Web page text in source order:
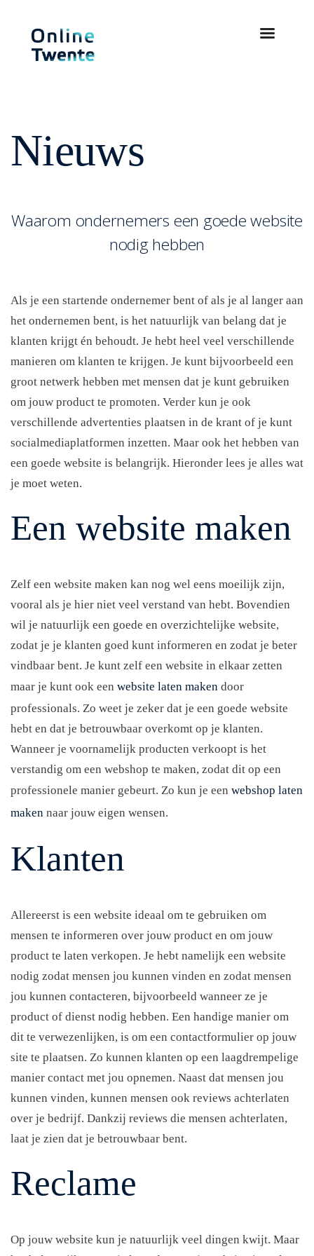
Nieuws
Waarom ondernemers een goede website
nodig hebben
Als je een startende ondernemer bent of als je al langer aan
het ondernemen bent, is het natuurlijk van belang dat je
klanten krijgt én behoudt. Je hebt heel veel verschillende
manieren om klanten te krijgen. Je kunt bijvoorbeeld een
groot netwerk hebben met mensen dat je kunt gebruiken
om jouw product te promoten. Verder kun je ook
verschillende advertenties plaatsen in de krant of je kunt
socialmediaplatformen inzetten. Maar ook het hebben van
een goede website is belangrijk. Hieronder lees je alles wat
je moet weten.
Een website maken
Zelf een website maken kan nog wel eens moeilijk zijn,
vooral als je hier niet veel verstand van hebt. Bovendien
wil je natuurlijk een goede en overzichtelijke website,
zodat je je klanten goed kunt informeren en zodat je beter
vindbaar bent. Je kunt zelf een website in elkaar zetten
maar je kunt ook een website laten maken door
professionals. Zo weet je zeker dat je een goede website
hebt en dat je betrouwbaar overkomt op je klanten.
Wanneer je voornamelijk producten verkoopt is het
verstandig om een webshop te maken, zodat dit op een
professionele manier gebeurt. Zo kun je een webshop laten
maken naar jouw eigen wensen.
Klanten
Allereerst is een website ideaal om te gebruiken om
mensen te informeren over jouw product en om jouw
product te laten verkopen. Je hebt namelijk een website
nodig zodat mensen jou kunnen vinden en zodat mensen
jou kunnen contacteren, bijvoorbeeld wanneer ze je
product of dienst nodig hebben. Een handige manier om
dit te verwezenlijken, is om een contactformulier op jouw
site te plaatsen. Zo kunnen klanten op een laagdrempelige
manier contact met jou opnemen. Naast dat mensen jou
kunnen vinden, kunnen mensen ook reviews achterlaten
over je bedrijf. Dankzij reviews die mensen achterlaten,
laat je zien dat je betrouwbaar bent.
Reclame
Op jouw website kun je natuurlijk veel dingen kwijt. Maar